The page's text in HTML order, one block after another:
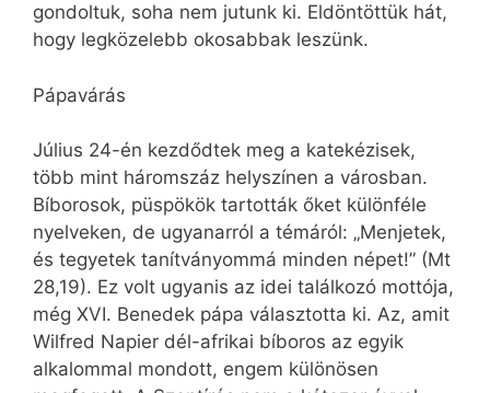
gondoltuk, soha nem jutunk ki. Eldöntöttük hát,
hogy legközelebb okosabbak leszünk.
Pápavárás
Július 24-én kezdődtek meg a katekézisek,
több mint háromszáz helyszínen a városban.
Bíborosok, püspökök tartották őket különféle
nyelveken, de ugyanarról a témáról: „Menjetek,
és tegyetek tanítványommá minden népet!” (Mt
28,19). Ez volt ugyanis az idei találkozó mottója,
még XVI. Benedek pápa választotta ki. Az, amit
Wilfred Napier dél-afrikai bíboros az egyik
alkalommal mondott, engem különösen